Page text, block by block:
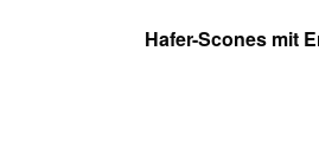
Hafer-Scones mit